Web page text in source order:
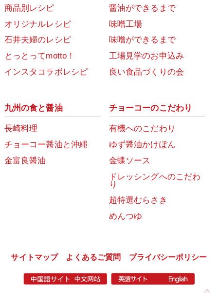
商品別レシピ
オリジナルレシピ
石井夫婦のレシピ
とっとってmotto！
インスタコラボレシピ
醤油ができるまで
味噌工場
味噌ができるまで
工場見学のお申込み
良い食品づくりの会
九州の食と醤油
長崎料理
チョーコー醤油と沖縄
金富良醤油
チョーコーのこだわり
有機へのこだわり
ゆず醤油かけぽん
金蝶ソース
ドレッシングへのこだわ
り
超特選むらさき
めんつゆ
サイトマップ よくあるご質問 プライバシーポリシー